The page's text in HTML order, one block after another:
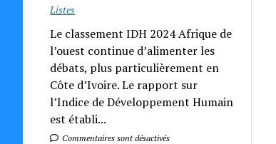
Listes
Le classement IDH 2024 Afrique de
l’ouest continue d’alimenter les
débats, plus particulièrement en
Côte d’Ivoire. Le rapport sur
l’Indice de Développement Humain
est établi...
Commentaires sont désactivés